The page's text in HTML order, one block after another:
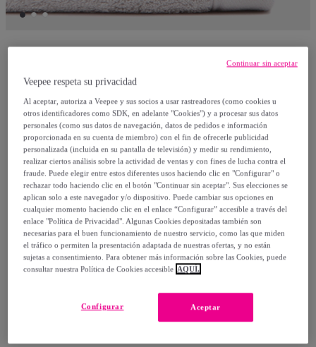
Toalla de baño CASUAL gris perla 100x150
cm - 100% algodón -
Modelo: 100x150 cm
27,99 €
45,00 €
-37%
Vendido porGrupo BC Fabrics
Veepee respeta su privacidad
Al aceptar, autoriza a Veepee y sus socios a usar rastreadores (como cookies u
otros identificadores como SDK, en adelante "Cookies") y a procesar sus datos
personales (como sus datos de navegación, datos de pedidos e información
proporcionada en su cuenta de miembro) con el fin de ofrecerle publicidad
personalizada (incluida en su pantalla de televisión) y medir su rendimiento,
realizar ciertos análisis sobre la actividad de ventas y con fines de lucha contra el
fraude. Puede elegir entre estos diferentes usos haciendo clic en "Configurar" o
rechazar todo haciendo clic en el botón "Continuar sin aceptar". Sus elecciones se
aplican solo a este navegador y/o dispositivo. Puede cambiar sus opciones en
cualquier momento haciendo clic en el enlace “Configurar” accesible a través del
enlace "Política de Privacidad". Algunas Cookies depositadas también son
necesarias para el buen funcionamiento de nuestro servicio, como las que miden
el tráfico o permiten la presentación adaptada de nuestras ofertas, y no están
sujetas a consentimiento. Para obtener más información sobre las Cookies, puede
consultar nuestra Política de Cookies accesible AQUÍ.
Aceptar
Configurar
Continuar sin aceptar